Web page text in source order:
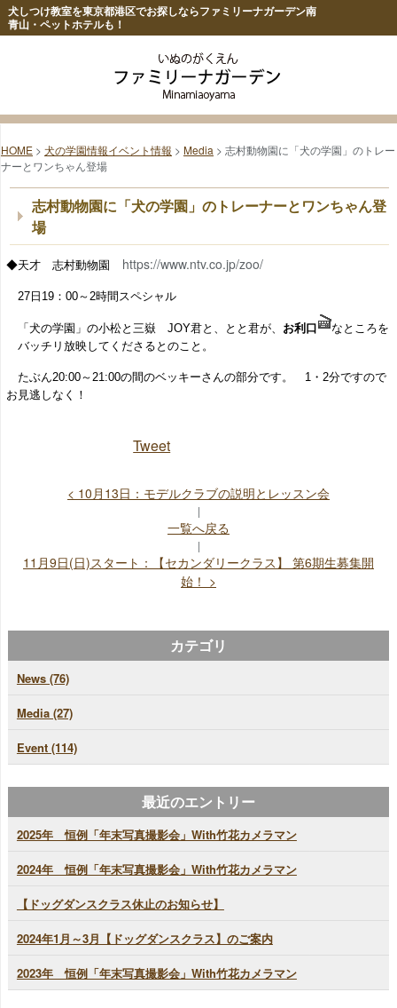
犬しつけ教室を東京都港区でお探しならファミリーナガーデン南
青山・ペットホテルも！
HOME > 犬の学園情報イベント情報 > Media > 志村動物園に「犬の学園」のトレー
ナーとワンちゃん登場
志村動物園に「犬の学園」のトレーナーとワンちゃん登
場
◆天才 志村動物園 https://www.ntv.co.jp/zoo/
27日19：00～2時間スペシャル
「犬の学園」の小松と三嶽 JOY君と、とと君が、 お利口
なところを
バッチリ放映してくださるとのこと。
たぶん20:00～21:00の間のベッキーさんの部分です。 1・2分ですので
お見逃しなく！
Tweet
< 10月13日：モデルクラブの説明とレッスン会
|
一覧へ戻る
|
11月9日(日)スタート：【セカンダリークラス】 第6期生募集開
始！ >
カテゴリ
News (76)
Media (27)
Event (114)
最近のエントリー
2025年 恒例「年末写真撮影会」With竹花カメラマン
2024年 恒例「年末写真撮影会」With竹花カメラマン
【ドッグダンスクラス休止のお知らせ】
2024年1月～3月【ドッグダンスクラス】のご案内
2023年 恒例「年末写真撮影会」With竹花カメラマン